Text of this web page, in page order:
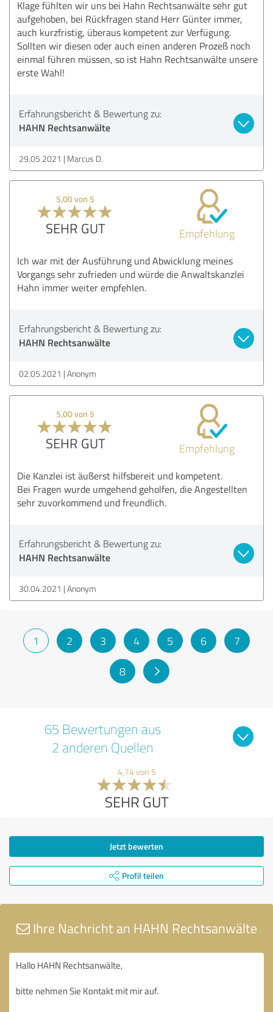
Klage fühlten wir uns bei Hahn Rechtsanwälte sehr gut
aufgehoben, bei Rückfragen stand Herr Günter immer,
auch kurzfristig, überaus kompetent zur Verfügung.
Sollten wir diesen oder auch einen anderen Prozeß noch
einmal führen müssen, so ist Hahn Rechtsanwälte unsere
erste Wahl!
Erfahrungsbericht & Bewertung zu:
HAHN Rechtsanwälte
29.05.2021 Marcus D.
5,00 von 5
SEHR GUT Empfehlung
Ich war mit der Ausführung und Abwicklung meines
Vorgangs sehr zufrieden und würde die Anwaltskanzlei
Hahn immer weiter empfehlen.
Erfahrungsbericht & Bewertung zu:
HAHN Rechtsanwälte
02.05.2021 Anonym
5,00 von 5
SEHR GUT Empfehlung
Die Kanzlei ist äußerst hilfsbereit und kompetent.
Bei Fragen wurde umgehend geholfen, die Angestellten
sehr zuvorkommend und freundlich.
Erfahrungsbericht & Bewertung zu:
HAHN Rechtsanwälte
30.04.2021 Anonym
1 2 3 4 5 6 7
8
65 Bewertungen aus
2 anderen Quellen
4,74 von 5
SEHR GUT
Jetzt bewerten
Profil teilen
Ihre Nachricht an HAHN Rechtsanwälte